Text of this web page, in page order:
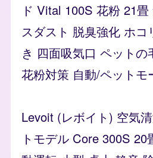
ド Vital 100S 花粉 21
スダスト 脱臭強化 ホコ
き 四面吸気口 ペット
花粉対策 自動/ペットモ
Levoit (レボイト) 空気
トモデル Core 300S 20